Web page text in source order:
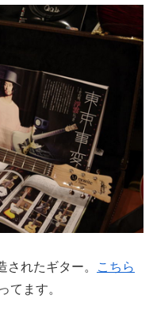
されたギター。
こちら
てます。